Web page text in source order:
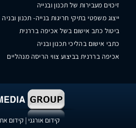
זיכוים מעבירות של תכנון ובנייה
ייצוג משפטי בתיקי חריגות בנייה- תכנון ובניה
ביטול כתב אישום בשל אכיפה בררנית
כתבי אישום בהליכי תכנון ובניה
אכיפה בררנית בביצוע צווי הריסה מנהליים
קידום אורגני | קידום